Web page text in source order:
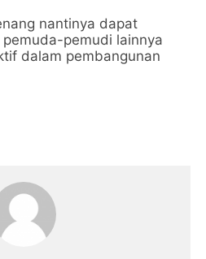
nantinya dapat
pemudi lainnya
dalam pembangunan